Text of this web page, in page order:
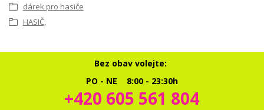
dárek pro hasiče
HASIČ,
Bez obav volejte:
PO - NE 8:00 - 23:30h
+420 605 561 804